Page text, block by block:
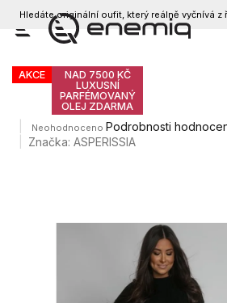
Přejít
Hledáte originální oufit, který reálně vyčnívá z
CZK
Dámský komplet
AKCE
NAD 7500 KČ
LUXUSNÍ
PARFÉMOVANÝ
OLEJ ZDARMA
Průměrné
hodnocení
Neohodnoceno Podrobnosti
Značka:ASPERISSIA